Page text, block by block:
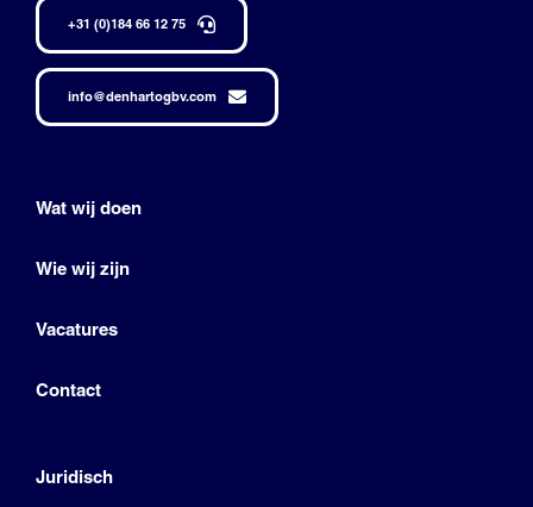
+31 (0)184 66 12 75
info@denhartogbv.com
Wat wij doen
Wie wij zijn
Vacatures
Contact
Juridisch